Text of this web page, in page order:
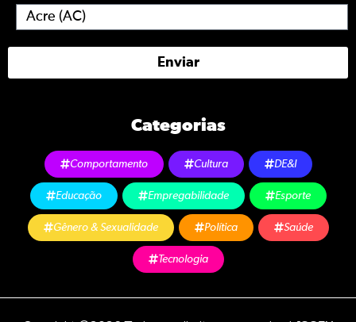
Enviar
Categorias
Comportamento Cultura DE&I
Educação Empregabilidade Esporte
Gênero & Sexualidade Política Saúde
Tecnologia